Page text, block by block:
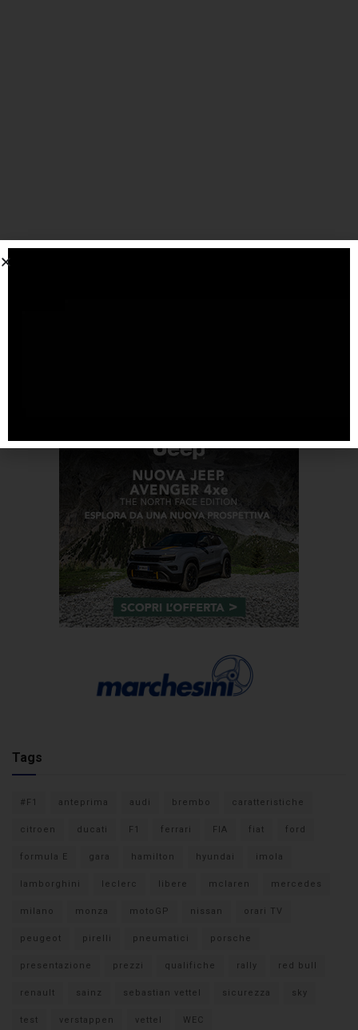
Tags
#F1 anteprima audi brembo caratteristiche
citroen ducati F1 ferrari FIA fiat ford
formula E gara hamilton hyundai imola
lamborghini leclerc libere mclaren mercedes
milano monza motoGP nissan orari TV
peugeot pirelli pneumatici porsche
presentazione prezzi qualifiche rally red bull
renault sainz sebastian vettel sicurezza sky
test verstappen vettel WEC